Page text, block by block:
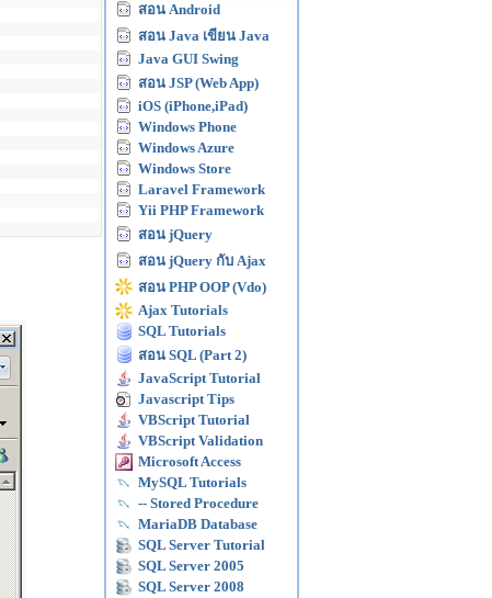
สอน Android
สอน Java เขียน Java
Java GUI Swing
สอน JSP (Web App)
iOS (iPhone,iPad)
Windows Phone
Windows Azure
Windows Store
Laravel Framework
Yii PHP Framework
สอน jQuery
สอน jQuery กับ Ajax
สอน PHP OOP (Vdo)
Ajax Tutorials
SQL Tutorials
สอน SQL (Part 2)
JavaScript Tutorial
Javascript Tips
VBScript Tutorial
VBScript Validation
Microsoft Access
MySQL Tutorials
-- Stored Procedure
MariaDB Database
SQL Server Tutorial
SQL Server 2005
SQL Server 2008